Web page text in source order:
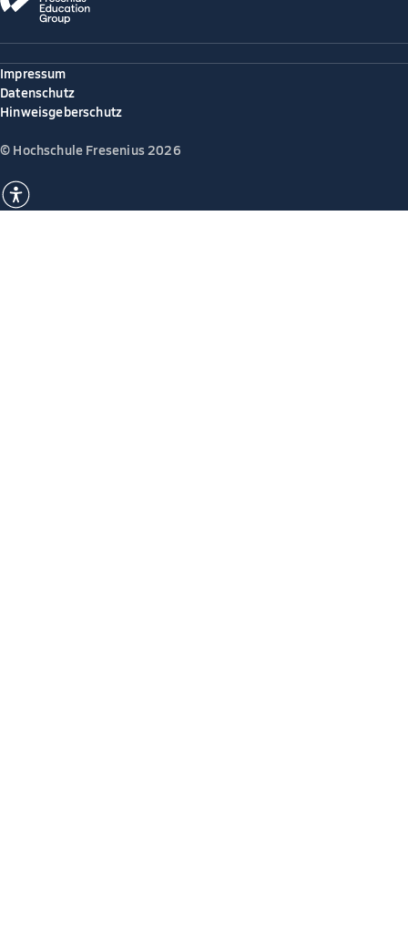
Impressum
Datenschutz
Hinweisgeberschutz
© Hochschule Fresenius 2026